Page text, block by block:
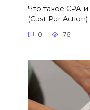
Что такое СРА
(Cost Per Action)
0 76